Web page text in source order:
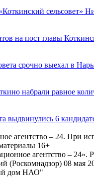
сельсовет»
на пост главы
срочно выехал в
набрали равное
выдвинулись 6
агентство – 24. При
16+
агентство –
(Роскомнадзор) 08 мая
дом НАО"